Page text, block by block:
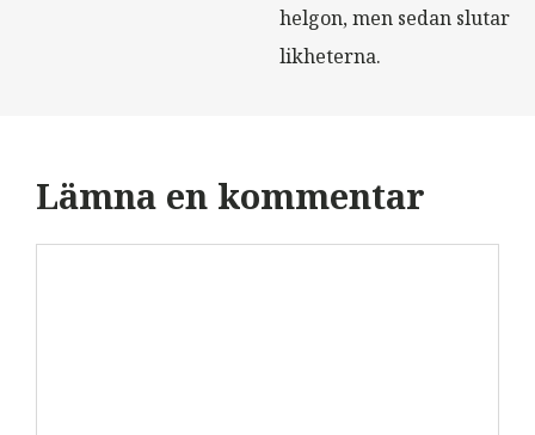
helgon, men sedan slutar
likheterna.
Lämna en kommentar